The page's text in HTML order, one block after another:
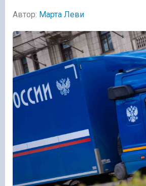
Автор: Марта Леви